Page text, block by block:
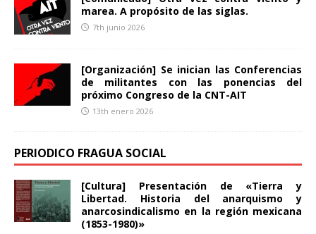
marea. A propósito de las siglas.
7th junio 2026
[Organización] Se inician las Conferencias
de militantes con las ponencias del
próximo Congreso de la CNT-AIT
13th enero 2026
PERIODICO FRAGUA SOCIAL
[Cultura] Presentación de «Tierra y
Libertad. Historia del anarquismo y
anarcosindicalismo en la región mexicana
(1853-1980)»